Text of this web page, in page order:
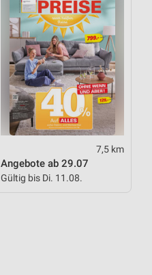
7,5 km
Angebote ab 29.07
Gültig bis Di. 11.08.